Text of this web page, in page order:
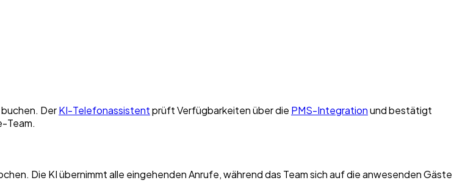
DerKI-Telefonassistentprüft Verfügbarkeiten über die PMS-Integrationund bestätigt
Team.
Die KI übernimmt alle eingehenden Anrufe, während das Team sich auf die anwesenden Gäste